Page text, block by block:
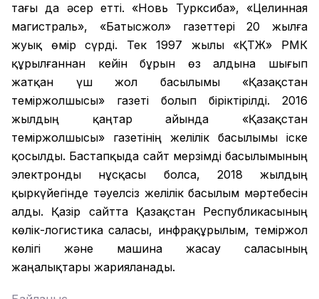
тағы да әсер етті. «Новь Турксиба», «Целинная
магистраль», «Батысжол» газеттері 20 жылға
жуық өмір сүрді. Тек 1997 жылы «ҚТЖ» РМК
құрылғаннан кейін бұрын өз алдына шығып
жатқан үш жол басылымы «Қазақстан
теміржолшысы» газеті болып біріктірілді. 2016
жылдың қаңтар айында «Қазақстан
теміржолшысы» газетінің желілік басылымы іске
қосылды. Бастапқыда сайт мерзімді басылымының
электронды нұсқасы болса, 2018 жылдың
қыркүйегінде тәуелсіз желілік басылым мәртебесін
алды. Қазір сайтта Қазақстан Республикасының
көлік-логистика саласы, инфрақұрылым, теміржол
көлігі және машина жасау саласының
жаңалықтары жарияланады.